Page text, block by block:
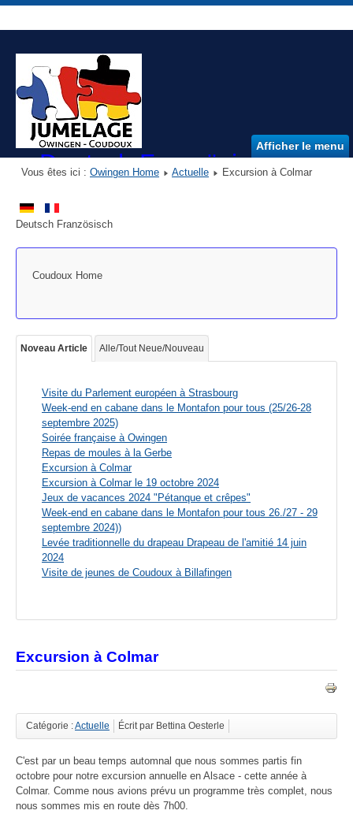
Deutsch Französischer
Afficher le menu
Vous êtes ici : Owingen Home Actuelle Excursion à Colmar
Deutsch Französisch
Coudoux Home
Noveau Article Alle/Tout Neue/Nouveau
Visite du Parlement européen à Strasbourg
Week-end en cabane dans le Montafon pour tous (25/26-28
septembre 2025)
Soirée française à Owingen
Repas de moules à la Gerbe
Excursion à Colmar
Excursion à Colmar le 19 octobre 2024
Jeux de vacances 2024 "Pétanque et crêpes"
Week-end en cabane dans le Montafon pour tous 26./27 - 29
septembre 2024))
Levée traditionnelle du drapeau Drapeau de l'amitié 14 juin
2024
Visite de jeunes de Coudoux à Billafingen
Excursion à Colmar
Catégorie :Actuelle Écrit par Bettina Oesterle
C'est par un beau temps automnal que nous sommes partis fin
octobre pour notre excursion annuelle en Alsace - cette année à
Colmar. Comme nous avions prévu un programme très complet, nous
nous sommes mis en route dès 7h00.